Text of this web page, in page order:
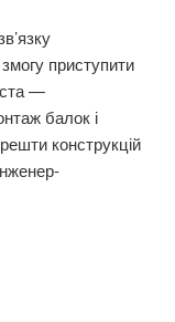
приступити
—
балок і
конструкцій